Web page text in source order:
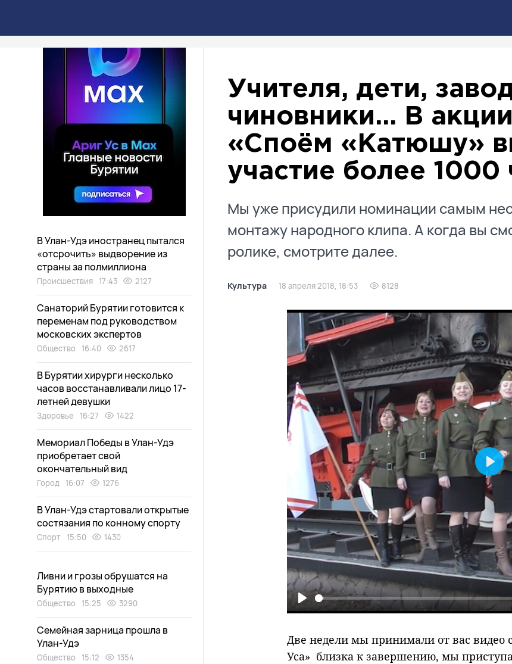
Учителя, дети,
чиновники... В
«Споём «Катюшу»
участие более 1000
Мы уже присудили номинации самым
монтажу народного клипа. А когда вы
ролике, смотрите далее.
Культура 18 апреля 2018, 18:53 8128
Play
Play
Две недели мы принимали от вас
Уса» близка к завершению, мы
В Улан-Удэ иностранец пытался
«отсрочить» выдворение из
страны за полмиллиона
Происшествия 17:43 2127
Санаторий Бурятии готовится к
переменам под руководством
московских экспертов
Общество 16:40 2617
В Бурятии хирурги несколько
часов восстанавливали лицо 17-
летней девушки
Здоровье 16:27 1422
Мемориал Победы в Улан-Удэ
приобретает свой
окончательный вид
Город 16:07 1276
В Улан-Удэ стартовали открытые
состязания по конному спорту
Спорт 15:50 1430
Ливни и грозы обрушатся на
Бурятию в выходные
Общество 15:25 3290
Семейная зарница прошла в
Улан-Удэ
Общество 15:12 1354